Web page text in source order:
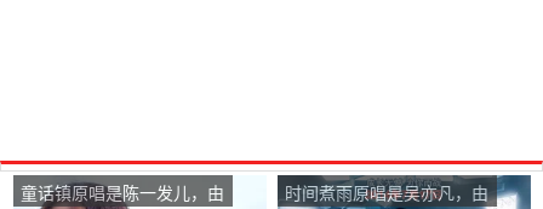
童话镇原唱是陈一发儿，由
时间煮雨原唱是吴亦凡，由